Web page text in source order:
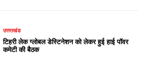
उत्तराखंड
टिहरी लेक ग्लोबल डेस्टिनेशन को लेकर हुई हाई पॉवर
कमेटी की बैठक